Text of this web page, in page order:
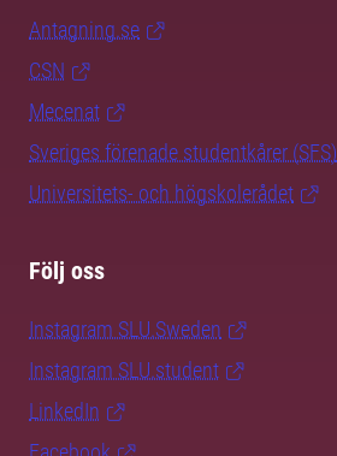
Antagning.se
CSN
Mecenat
Sveriges förenade studentkårer (SFS)
Universitets- och högskolerådet
Följ oss
Instagram SLU.Sweden
Instagram SLU.student
LinkedIn